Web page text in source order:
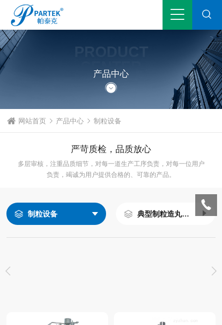
PRODUCT
CENTER
产品中心
网站首页 产品中心 制粒设备
严苛质检，品质放心
多层审核，注重品质细节，对每一道生产工序负责，对每一位用户
负责，竭诚为用户提供合格的、可靠的产品。
制粒设备 典型制粒造丸实例